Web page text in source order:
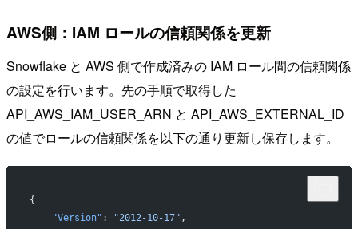
AWS側：IAM ロールの信頼関係を更新
Snowflake と AWS 側で作成済みの IAM ロール間の信頼関係
の設定を行います。先の手順で取得した
API_AWS_IAM_USER_ARN と API_AWS_EXTERNAL_ID
の値でロールの信頼関係を以下の通り更新し保存します。
{
    "Version"
: "2012-10-17" ,